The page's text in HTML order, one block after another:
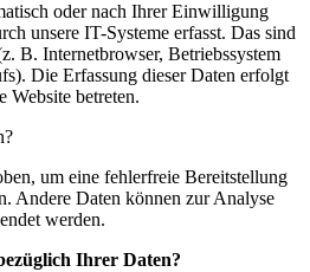
oder nach Ihrer Einwilligung
unsere IT-Systeme erfasst. Das sind
B. Internetbrowser, Betriebssystem
Die Erfassung dieser Daten erfolgt
Website betreten.
um eine fehlerfreie Bereitstellung
Andere Daten können zur Analyse
werden.
Ihrer Daten?